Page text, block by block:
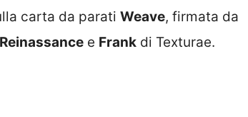
carta da parati Weave, firmata da
Reinassance e Frank di Texturae.